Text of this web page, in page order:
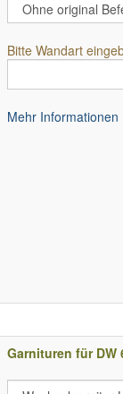
Bitte Wandart
Mehr Informationen
Garnituren für DW